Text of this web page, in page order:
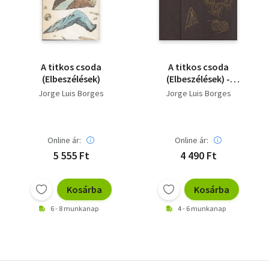
Szótár, nyelvkönyv
Tankönyv, segédkönyv
Társadalomtudomány
Természettudomány
A titkos csoda
(Elbeszélések)
Jorge Luis Borges
Online ár:
5 555 Ft
Kosárba
6 - 8 munkanap
A titkos csoda
(Elbeszélések) -
védőborító nélkül
Jorge Luis Borges
Online ár:
4 490 Ft
Kosárba
4 - 6 munkanap